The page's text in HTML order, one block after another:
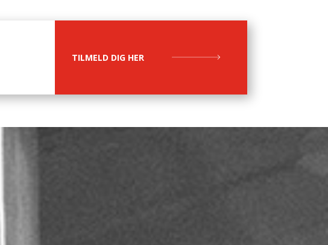
TILMELD DIG HER